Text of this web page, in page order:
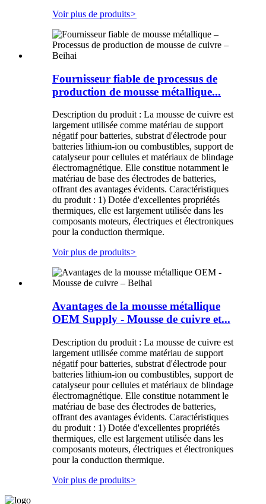
Voir plus de produits>
Fournisseur fiable de processus de
production de mousse métallique...
Description du produit : La mousse de cuivre est
largement utilisée comme matériau de support
négatif pour batteries, substrat d'électrode pour
batteries lithium-ion ou combustibles, support de
catalyseur pour cellules et matériaux de blindage
électromagnétique. Elle constitue notamment le
matériau de base des électrodes de batteries,
offrant des avantages évidents. Caractéristiques
du produit : 1) Dotée d'excellentes propriétés
thermiques, elle est largement utilisée dans les
composants moteurs, électriques et électroniques
pour la conduction thermique.
Voir plus de produits>
Avantages de la mousse métallique
OEM Supply - Mousse de cuivre et...
Description du produit : La mousse de cuivre est
largement utilisée comme matériau de support
négatif pour batteries, substrat d'électrode pour
batteries lithium-ion ou combustibles, support de
catalyseur pour cellules et matériaux de blindage
électromagnétique. Elle constitue notamment le
matériau de base des électrodes de batteries,
offrant des avantages évidents. Caractéristiques
du produit : 1) Dotée d'excellentes propriétés
thermiques, elle est largement utilisée dans les
composants moteurs, électriques et électroniques
pour la conduction thermique.
Voir plus de produits>